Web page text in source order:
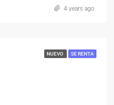
4 years ago
NUEVO SE RENTA